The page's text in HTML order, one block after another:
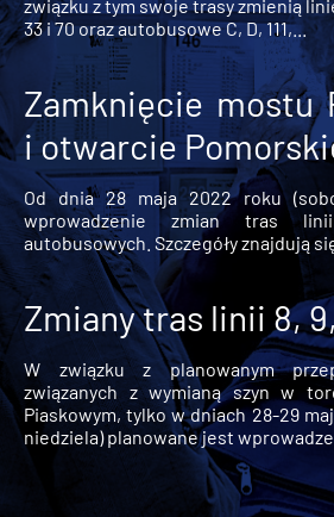
związku z tym swoje trasy zmienią
33 i 70 oraz autobusowe C, D, 111,...
Zamknięcie mostu
i otwarcie
Od dnia 28 maja 2022 roku
wprowadzenie zmian tras
autobusowych. Szczegóły znajdują
Zmiany tras linii 8, 9,
W związku z planowanym
związanych z wymianą szyn w
Piaskowym, tylko w dniach 28-29
niedziela) planowane jest